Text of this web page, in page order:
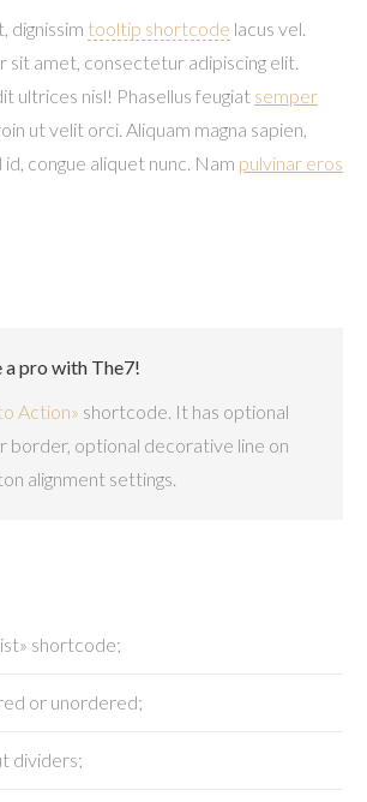
dignissim tooltip shortcode lacus vel.
sit amet, consectetur adipiscing elit.
ultrices nisl! Phasellus feugiat semper
ut velit orci. Aliquam magna sapien,
congue aliquet nunc. Nam pulvinar eros
a pro with The7!
Action» shortcode. It has optional
border, optional decorative line on
alignment settings.
shortcode;
or unordered;
dividers;